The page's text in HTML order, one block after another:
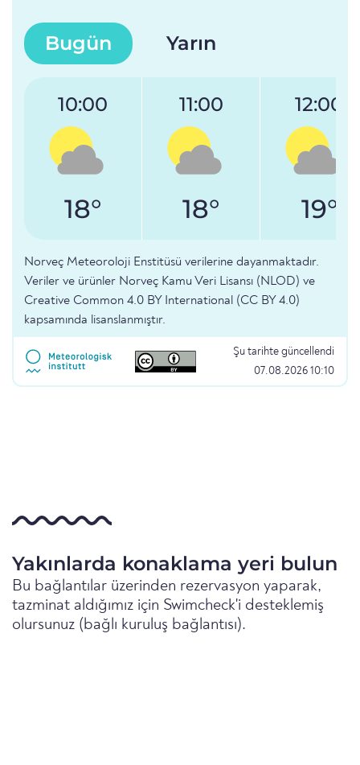
Bugün Yarın
10:00
18°
11:00
18°
12:00
19°
Norveç Meteoroloji Enstitüsü verilerine dayanmaktadır.
Veriler ve ürünler Norveç Kamu Veri Lisansı (NLOD) ve
Creative Common 4.0 BY International (CC BY 4.0)
kapsamında lisanslanmıştır.
Şu tarihte güncellendi
07.08.2026 10:10
Yakınlarda konaklama yeri bulun
Bu bağlantılar üzerinden rezervasyon yaparak,
tazminat aldığımız için Swimcheck'i desteklemiş
olursunuz (bağlı kuruluş bağlantısı).